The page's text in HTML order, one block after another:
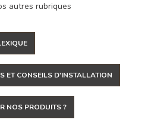
autres rubriques
ET CONSEILS D'INSTALLATION
NOS PRODUITS ?